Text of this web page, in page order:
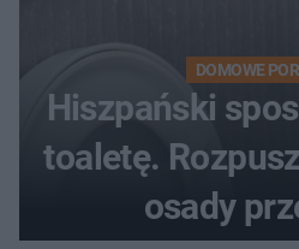
DOMOWE
Hiszpański
toaletę.
osady